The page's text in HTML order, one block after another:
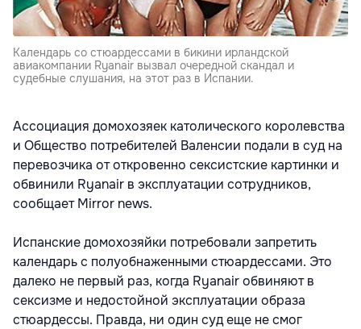
Календарь со стюардессами в бикини ирландской
авиакомпании Ryanair вызвал очередной скандал и
судебные слушания, на этот раз в Испании.
Ассоциация домохозяек католического королевства
и Общество потребителей Валенсии подали в суд на
перевозчика от откровенно сексистские картинки и
обвинили Ryanair в эксплуатации сотрудников,
сообщает Mirror news.
Испанские домохозяйки потребовали запретить
календарь с полуобнаженными стюардессами. Это
далеко не первый раз, когда Ryanair обвиняют в
сексизме и недостойной эксплуатации образа
стюардессы. Правда, ни один суд еще не смог